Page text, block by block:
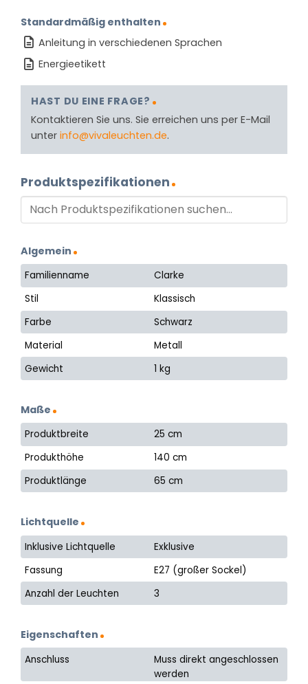
Standardmäßig enthalten
Anleitung in verschiedenen Sprachen
Energieetikett
HAST DU EINE FRAGE?
Kontaktieren Sie uns. Sie erreichen uns per E-Mail
unter info@vivaleuchten.de.
Produktspezifikationen
Algemein
Familienname
Clarke
Stil
Klassisch
Farbe
Schwarz
Material
Metall
Gewicht
1 kg
Maße
Produktbreite
25 cm
Produkthöhe
140 cm
Produktlänge
65 cm
Lichtquelle
Inklusive Lichtquelle
Exklusive
Fassung
E27 (großer Sockel)
Anzahl der Leuchten
3
Eigenschaften
Anschluss
Muss direkt angeschlossen
werden